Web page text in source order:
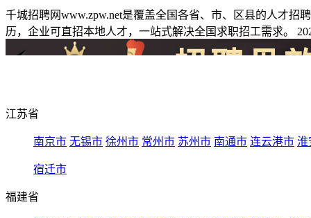
千城招聘网www.zpw.net是覆盖全国各省、市、区县的人才
历，企业可直招本地人才，一站式解决全国求职招工需求。
江苏省
南京市 无锡市 徐州市 常州市 苏州市 南通市 连云港市 淮
宿迁市
福建省